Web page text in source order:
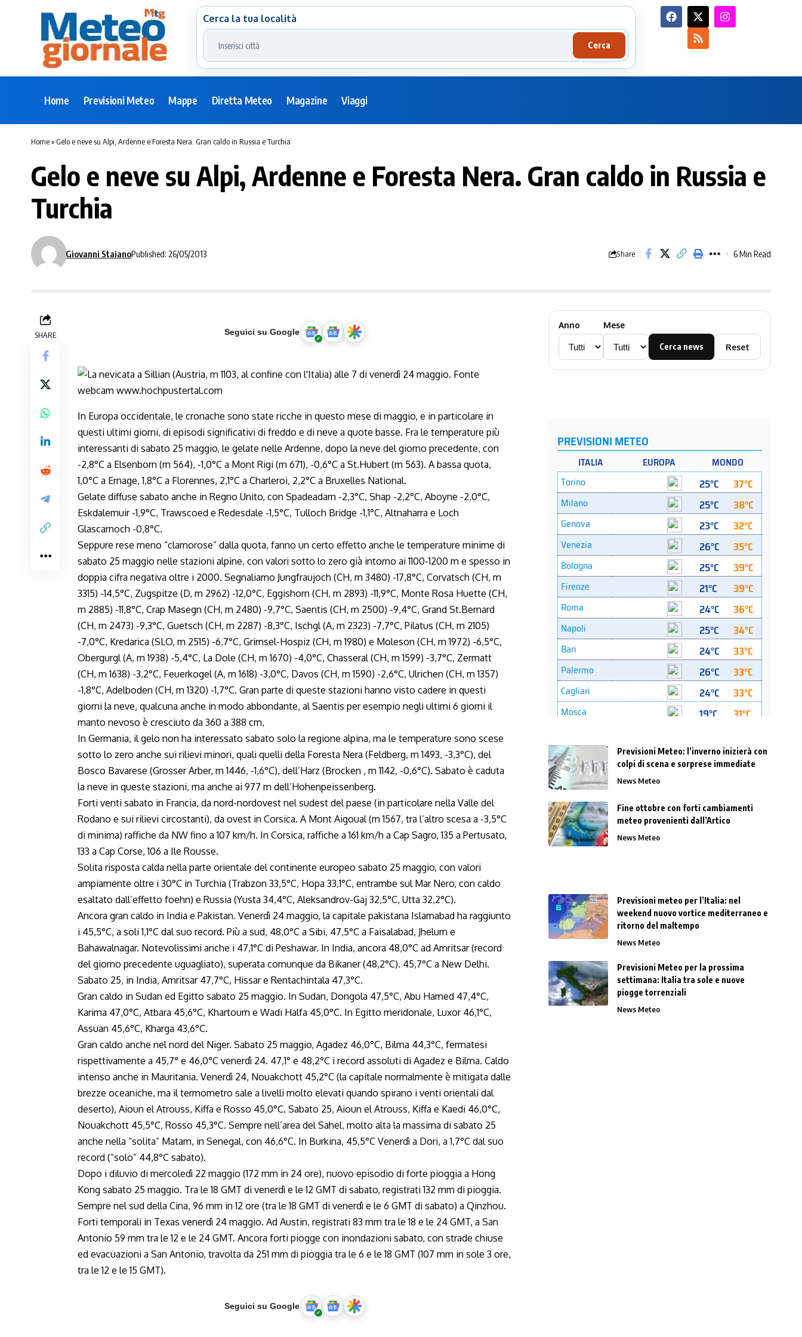
Cerca la tua località
Cerca
Home Previsioni Meteo Mappe Diretta Meteo Magazine Viaggi
Home» Gelo e neve su Alpi, Ardenne e Foresta Nera. Gran caldo in Russia e Turchia
Gelo e neve su Alpi, Ardenne e Foresta Nera. Gran caldo in Russia e
Turchia
Giovanni StaianoPublished: 26/05/2013 Share 6 Min Read
SHARE Seguici su Google
In Europa occidentale, le cronache sono state ricche in questo mese di maggio, e in particolare in
questi ultimi giorni, di episodi significativi di freddo e di neve a quote basse. Fra le temperature più
interessanti di sabato 25 maggio, le gelate nelle Ardenne, dopo la neve del giorno precedente, con
-2,8°C a Elsenborn (m 564), -1,0°C a Mont Rigi (m 671), -0,6°C a St.Hubert (m 563). A bassa quota,
1,0°C a Ernage, 1,8°C a Florennes, 2,1°C a Charleroi, 2,2°C a Bruxelles National.
Gelate diffuse sabato anche in Regno Unito, con Spadeadam -2,3°C, Shap -2,2°C, Aboyne -2,0°C,
Eskdalemuir -1,9°C, Trawscoed e Redesdale -1,5°C, Tulloch Bridge -1,1°C, Altnaharra e Loch
Glascarnoch -0,8°C.
Seppure rese meno “clamorose” dalla quota, fanno un certo effetto anche le temperature minime di
sabato 25 maggio nelle stazioni alpine, con valori sotto lo zero già intorno ai 1100-1200 m e spesso in
doppia cifra negativa oltre i 2000. Segnaliamo Jungfraujoch (CH, m 3480) -17,8°C, Corvatsch (CH, m
3315) -14,5°C, Zugspitze (D, m 2962) -12,0°C, Eggishorn (CH, m 2893) -11,9°C, Monte Rosa Huette (CH,
m 2885) -11,8°C, Crap Masegn (CH, m 2480) -9,7°C, Saentis (CH, m 2500) -9,4°C, Grand St.Bernard
(CH, m 2473) -9,3°C, Guetsch (CH, m 2287) -8,3°C, Ischgl (A, m 2323) -7,7°C, Pilatus (CH, m 2105)
-7,0°C, Kredarica (SLO, m 2515) -6,7°C, Grimsel-Hospiz (CH, m 1980) e Moleson (CH, m 1972) -6,5°C,
Obergurgl (A, m 1938) -5,4°C, La Dole (CH, m 1670) -4,0°C, Chasseral (CH, m 1599) -3,7°C, Zermatt
(CH, m 1638) -3,2°C, Feuerkogel (A, m 1618) -3,0°C, Davos (CH, m 1590) -2,6°C, Ulrichen (CH, m 1357)
-1,8°C, Adelboden (CH, m 1320) -1,7°C. Gran parte di queste stazioni hanno visto cadere in questi
giorni la neve, qualcuna anche in modo abbondante, al Saentis per esempio negli ultimi 6 giorni il
manto nevoso è cresciuto da 360 a 388 cm,
In Germania, il gelo non ha interessato sabato solo la regione alpina, ma le temperature sono scese
sotto lo zero anche sui rilievi minori, quali quelli della Foresta Nera (Feldberg, m 1493, -3,3°C), del
Bosco Bavarese (Grosser Arber, m 1446, -1,6°C), dell’Harz (Brocken , m 1142, -0,6°C). Sabato è caduta
la neve in queste stazioni, ma anche ai 977 m dell’Hohenpeissenberg.
Forti venti sabato in Francia, da nord-nordovest nel sudest del paese (in particolare nella Valle del
Rodano e sui rilievi circostanti), da ovest in Corsica. A Mont Aigoual (m 1567, tra l’altro scesa a -3,5°C
di minima) raffiche da NW fino a 107 km/h. In Corsica, raffiche a 161 km/h a Cap Sagro, 135 a Pertusato,
133 a Cap Corse, 106 a Ile Rousse.
Solita risposta calda nella parte orientale del continente europeo sabato 25 maggio, con valori
ampiamente oltre i 30°C in Turchia (Trabzon 33,5°C, Hopa 33,1°C, entrambe sul Mar Nero, con caldo
esaltato dall’effetto foehn) e Russia (Yusta 34,4°C, Aleksandrov-Gaj 32,5°C, Utta 32,2°C).
Ancora gran caldo in India e Pakistan. Venerdì 24 maggio, la capitale pakistana Islamabad ha raggiunto
i 45,5°C, a soli 1,1°C dal suo record. Più a sud, 48,0°C a Sibi, 47,5°C a Faisalabad, Jhelum e
Bahawalnagar. Notevolissimi anche i 47,1°C di Peshawar. In India, ancora 48,0°C ad Amritsar (record
del giorno precedente uguagliato), superata comunque da Bikaner (48,2°C). 45,7°C a New Delhi.
Sabato 25, in India, Amritsar 47,7°C, Hissar e Rentachintala 47,3°C.
Gran caldo in Sudan ed Egitto sabato 25 maggio. In Sudan, Dongola 47,5°C, Abu Hamed 47,4°C,
Karima 47,0°C, Atbara 45,6°C, Khartoum e Wadi Halfa 45,0°C. In Egitto meridonale, Luxor 46,1°C,
Assuan 45,6°C, Kharga 43,6°C.
Gran caldo anche nel nord del Niger. Sabato 25 maggio, Agadez 46,0°C, Bilma 44,3°C, fermatesi
rispettivamente a 45,7° e 46,0°C venerdì 24. 47,1° e 48,2°C i record assoluti di Agadez e Bilma. Caldo
intenso anche in Mauritania. Venerdì 24, Nouakchott 45,2°C (la capitale normalmente è mitigata dalle
brezze oceaniche, ma il termometro sale a livelli molto elevati quando spirano i venti orientali dal
deserto), Aioun el Atrouss, Kiffa e Rosso 45,0°C. Sabato 25, Aioun el Atrouss, Kiffa e Kaedi 46,0°C,
Nouakchott 45,5°C, Rosso 45,3°C. Sempre nell’area del Sahel, molto alta la massima di sabato 25
anche nella “solita” Matam, in Senegal, con 46,6°C. In Burkina, 45,5°C Venerdì a Dori, a 1,7°C dal suo
record (“solo” 44,8°C sabato).
Dopo i diluvio di mercoledì 22 maggio (172 mm in 24 ore), nuovo episodio di forte pioggia a Hong
Kong sabato 25 maggio. Tra le 18 GMT di venerdì e le 12 GMT di sabato, registrati 132 mm di pioggia.
Sempre nel sud della Cina, 96 mm in 12 ore (tra le 18 GMT di venerdì e le 6 GMT di sabato) a Qinzhou.
Forti temporali in Texas venerdì 24 maggio. Ad Austin, registrati 83 mm tra le 18 e le 24 GMT, a San
Antonio 59 mm tra le 12 e le 24 GMT. Ancora forti piogge con inondazioni sabato, con strade chiuse
ed evacuazioni a San Antonio, travolta da 251 mm di pioggia tra le 6 e le 18 GMT (107 mm in sole 3 ore,
tra le 12 e le 15 GMT).
Seguici su Google
Anno Mese
Cerca news Reset
Previsioni Meteo: l’inverno inizierà con
colpi di scena e sorprese immediate
News Meteo
Fine ottobre con forti cambiamenti
meteo provenienti dall’Artico
News Meteo
Previsioni meteo per l’Italia: nel
weekend nuovo vortice mediterraneo e
ritorno del maltempo
News Meteo
Previsioni Meteo per la prossima
settimana: Italia tra sole e nuove
piogge torrenziali
News Meteo